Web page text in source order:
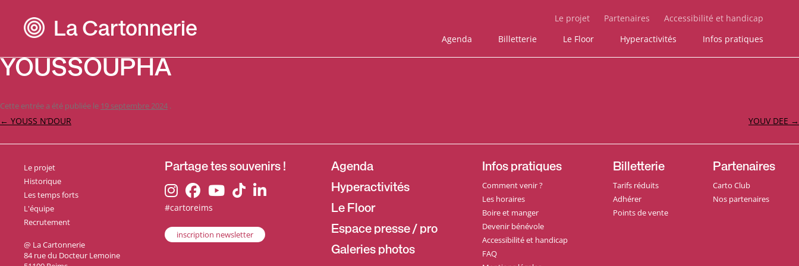
La Cartonnerie
Le projet Partenaires
Accessibilité et handicap
Agenda
Billetterie Le Floor Hyperactivités Infos pratiques
YOUSSOUPHA
Cette entrée a été publiée le 19 septembre 2024 .
Navigation
← YOUSS N’DOUR YOUV DEE →
Le projet
Historique
Les temps forts
L'équipe
Recrutement
@ La Cartonnerie
84 rue du Docteur Lemoine
Partage tes souvenirs !
#cartoreims
inscription newsletter
Agenda
Hyperactivités
Le Floor
Espace presse / pro
Galeries photos
Infos pratiques
Comment venir ?
Les horaires
Boire et manger
Devenir bénévole
Accessibilité et handicap
FAQ
Billetterie
Tarifs réduits
Adhérer
Points de vente
Partenaires
Carto Club
Nos partenaires